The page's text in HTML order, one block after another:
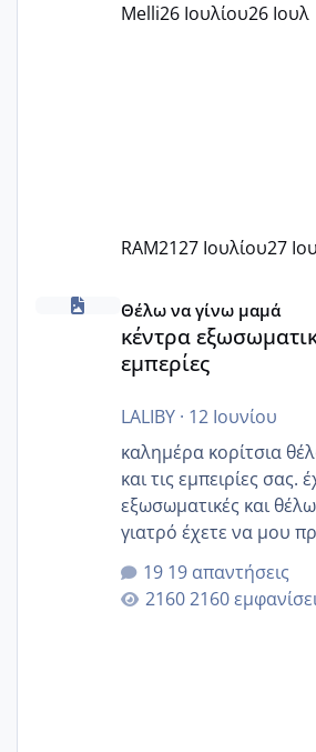
Εγώ πήγα σε έναν
Melli26 Ιουλίου26 Ιουλ
RAM2127 Ιουλίου27
κέντρα εξωσωματικής και γιατροί
Θέλω να γίνω μαμά
κέντρα
εμπερίες
LALIBY· 12 Ιουνίου
καλημέρα κορίτσια
και τις εμπειρίες σας.
εξωσωματικές και
γιατρό έχετε να μου
που μείνατε
επιιτυχία? έκανα στο
ζερβομανωλάκη (δεν
19 απαντήσεις
2160